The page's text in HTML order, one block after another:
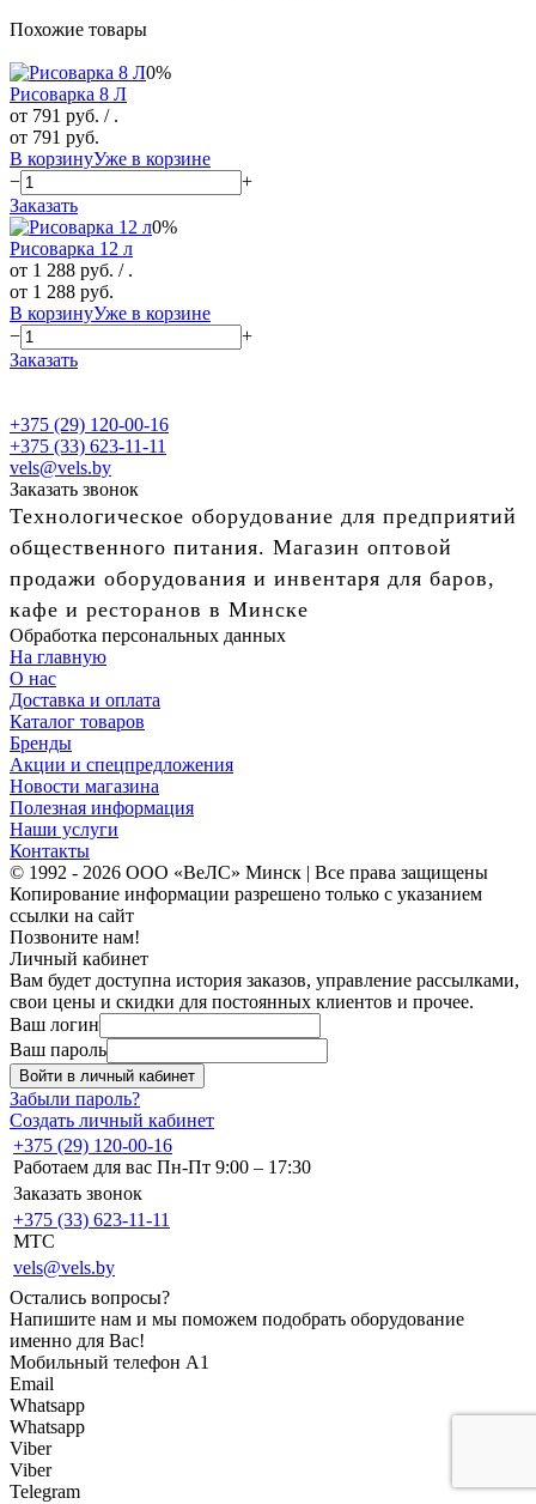
Похожие товары
0%
Рисоварка 8 Л
от 791 руб. / .
от 791 руб.
В корзинуУже в корзине
−
+
Заказать
0%
Рисоварка 12 л
от 1 288 руб. / .
от 1 288 руб.
В корзинуУже в корзине
−
+
Заказать
+375 (29) 120-00-16
+375 (33) 623-11-11
vels@vels.by
Заказать звонок
Технологическое оборудование для предприятий
общественного питания. Магазин оптовой
продажи оборудования и инвентаря для баров,
кафе и ресторанов в Минске
Обработка персональных данных
На главную
О нас
Доставка и оплата
Каталог товаров
Бренды
Акции и спецпредложения
Новости магазина
Полезная информация
Наши услуги
Контакты
© 1992 - 2026 ООО «ВеЛС» Минск | Все права защищены
Копирование информации разрешено только с указанием
ссылки на сайт
Позвоните нам!
Личный кабинет
Вам будет доступна история заказов, управление рассылками,
свои цены и скидки для постоянных клиентов и прочее.
Ваш логин
Ваш пароль
Войти в личный кабинет
Забыли пароль?
Создать личный кабинет
+375 (29) 120-00-16
Работаем для вас Пн-Пт 9:00 – 17:30
Заказать звонок
+375 (33) 623-11-11
MTC
vels@vels.by
Остались вопросы?
Напишите нам и мы поможем подобрать оборудование
именно для Вас!
Мобильный телефон A1
Email
Whatsapp
Whatsapp
Viber
Viber
Telegram